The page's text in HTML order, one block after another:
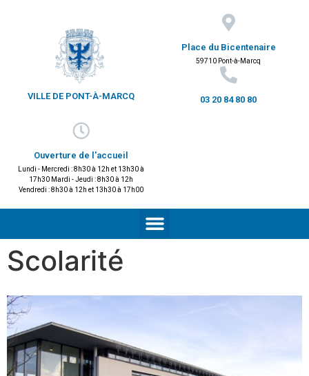
VILLE DE PONT-À-MARCQ
Place du Bicentenaire
59710 Pont-à-Marcq
03 20 84 80 80
Ouverture de l'accueil
Lundi - Mercredi : 8h30 à 12h et 13h30 à
17h30 Mardi - Jeudi : 8h30 à 12h
Vendredi : 8h30 à 12h et 13h30 à 17h00
Scolarité